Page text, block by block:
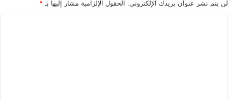
4
أ
لن يتم نشر عنوان بريدك الإلكتروني. الحقول الإلزامية مشار إليها بـ*